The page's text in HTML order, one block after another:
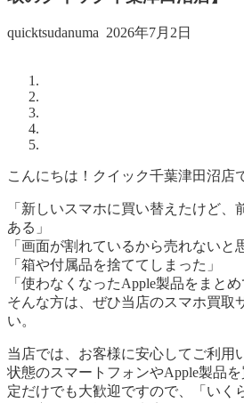
quicktsudanuma 2026年7月2日
こんにちは！クイック千葉津田沼店
「新しいスマホに買い替えたけど、
ある」
「画面が割れているから売れないと
「箱や付属品を捨ててしまった」
「使わなくなったApple製品をまとめ
そんな方は、ぜひ当店のスマホ買取
い。
当店では、お客様に安心してご利用
状態のスマートフォンやApple製品
定だけでも大歓迎ですので、「いく